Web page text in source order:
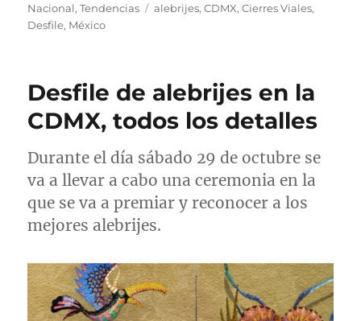
u
t
u
a
o
a
a
Nacional,Tendencias
E
e
a
alebrijes,CDMX,Cierres Viales,
Desfile, México
Desfile de alebrijes en la
CDMX, todos los detalles
Durante el día sábado 29 de octubre se
va a llevar a cabo una ceremonia en la
que se va a premiar y reconocer a los
mejores alebrijes.